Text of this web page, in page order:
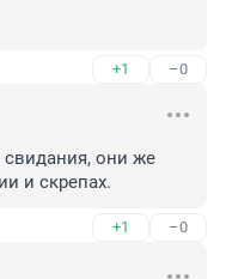
+1 –0
свидания, они же
и скрепах.
+1 –0